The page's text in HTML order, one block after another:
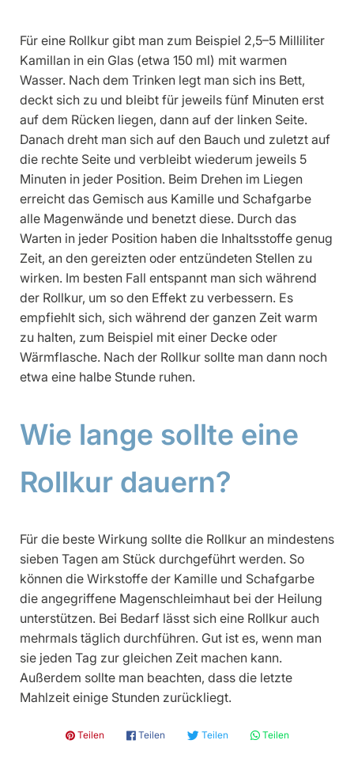
Für eine Rollkur gibt man zum Beispiel 2,5–5 Milliliter
Kamillan in ein Glas (etwa 150 ml) mit warmen
Wasser. Nach dem Trinken legt man sich ins Bett,
deckt sich zu und bleibt für jeweils fünf Minuten erst
auf dem Rücken liegen, dann auf der linken Seite.
Danach dreht man sich auf den Bauch und zuletzt auf
die rechte Seite und verbleibt wiederum jeweils 5
Minuten in jeder Position. Beim Drehen im Liegen
erreicht das Gemisch aus Kamille und Schafgarbe
alle Magenwände und benetzt diese. Durch das
Warten in jeder Position haben die Inhaltsstoffe genug
Zeit, an den gereizten oder entzündeten Stellen zu
wirken. Im besten Fall entspannt man sich während
der Rollkur, um so den Effekt zu verbessern. Es
empfiehlt sich, sich während der ganzen Zeit warm
zu halten, zum Beispiel mit einer Decke oder
Wärmflasche. Nach der Rollkur sollte man dann noch
etwa eine halbe Stunde ruhen.
Wie lange sollte eine
Rollkur dauern?
Für die beste Wirkung sollte die Rollkur an mindestens
sieben Tagen am Stück durchgeführt werden. So
können die Wirkstoffe der Kamille und Schafgarbe
die angegriffene Magenschleimhaut bei der Heilung
unterstützen. Bei Bedarf lässt sich eine Rollkur auch
mehrmals täglich durchführen. Gut ist es, wenn man
sie jeden Tag zur gleichen Zeit machen kann.
Außerdem sollte man beachten, dass die letzte
Mahlzeit einige Stunden zurückliegt.
𝓟 Teilen 𝗳 Teilen 🐦 Teilen 💬 Teilen